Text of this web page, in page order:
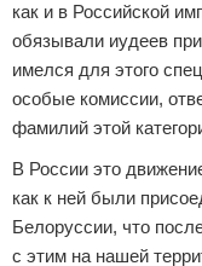
как и в Российской
обязывали иудеев
имелся для этого
особые комиссии,
фамилий этой
В России это
как к ней были
Белоруссии, что
с этим на нашей